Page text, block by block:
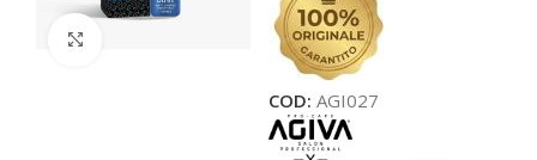
COD: AGI027